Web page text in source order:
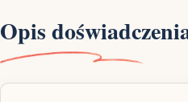
Opis